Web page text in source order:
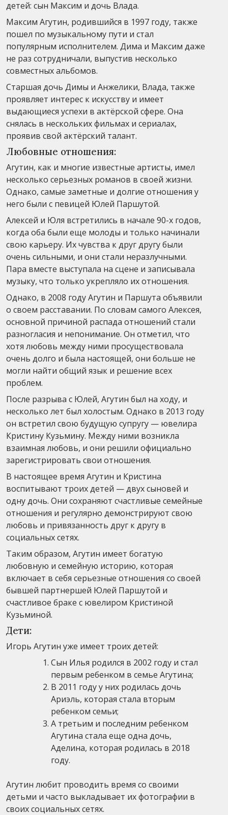
детей: сын Максим и дочь Влада.
Максим Агутин, родившийся в 1997 году, также
пошел по музыкальному пути и стал
популярным исполнителем. Дима и Максим даже
не раз сотрудничали, выпустив несколько
совместных альбомов.
Старшая дочь Димы и Анжелики, Влада, также
проявляет интерес к искусству и имеет
выдающиеся успехи в актёрской сфере. Она
снялась в нескольких фильмах и сериалах,
проявив свой актёрский талант.
Любовные отношения:
Агутин, как и многие известные артисты, имел
несколько серьезных романов в своей жизни.
Однако, самые заметные и долгие отношения у
него были с певицей Юлей Паршутой.
Алексей и Юля встретились в начале 90-х годов,
когда оба были еще молоды и только начинали
свою карьеру. Их чувства к друг другу были
очень сильными, и они стали неразлучными.
Пара вместе выступала на сцене и записывала
музыку, что только укрепляло их отношения.
Однако, в 2008 году Агутин и Паршута объявили
о своем расставании. По словам самого Алексея,
основной причиной распада отношений стали
разногласия и непонимание. Он отметил, что
хотя любовь между ними просуществовала
очень долго и была настоящей, они больше не
могли найти общий язык и решение всех
проблем.
После разрыва с Юлей, Агутин был на ходу, и
несколько лет был холостым. Однако в 2013 году
он встретил свою будущую супругу — ювелира
Кристину Кузьмину. Между ними возникла
взаимная любовь, и они решили официально
зарегистрировать свои отношения.
В настоящее время Агутин и Кристина
воспитывают троих детей — двух сыновей и
одну дочь. Они сохраняют счастливые семейные
отношения и регулярно демонстрируют свою
любовь и привязанность друг к другу в
социальных сетях.
Таким образом, Агутин имеет богатую
любовную и семейную историю, которая
включает в себя серьезные отношения со своей
бывшей партнершей Юлей Паршутой и
счастливое браке с ювелиром Кристиной
Кузьминой.
Дети:
Игорь Агутин уже имеет троих детей:
Сын Илья родился в 2002 году и стал
первым ребенком в семье Агутина;
В 2011 году у них родилась дочь
Ариэль, которая стала вторым
ребенком семьи;
А третьим и последним ребенком
Агутина стала еще одна дочь,
Аделина, которая родилась в 2018
году.
Агутин любит проводить время со своими
детьми и часто выкладывает их фотографии в
своих социальных сетях.